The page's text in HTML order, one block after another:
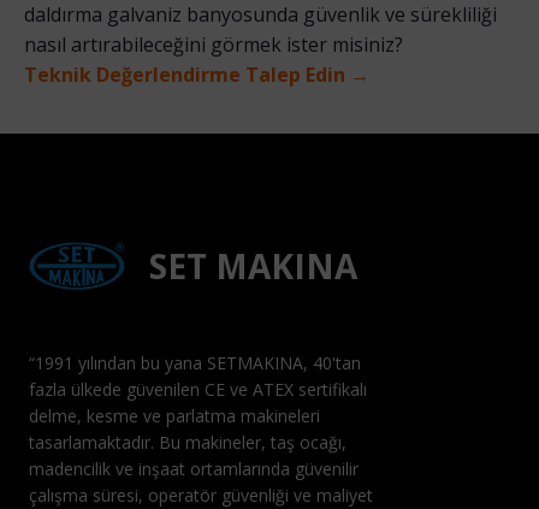
daldırma galvaniz banyosunda güvenlik ve sürekliliği
nasıl artırabileceğini görmek ister misiniz?
Teknik Değerlendirme Talep Edin →
SET MAKINA
“1991 yılından bu yana SETMAKINA, 40'tan
fazla ülkede güvenilen CE ve ATEX sertifikalı
delme, kesme ve parlatma makineleri
tasarlamaktadır. Bu makineler, taş ocağı,
madencilik ve inşaat ortamlarında güvenilir
çalışma süresi, operatör güvenliği ve maliyet